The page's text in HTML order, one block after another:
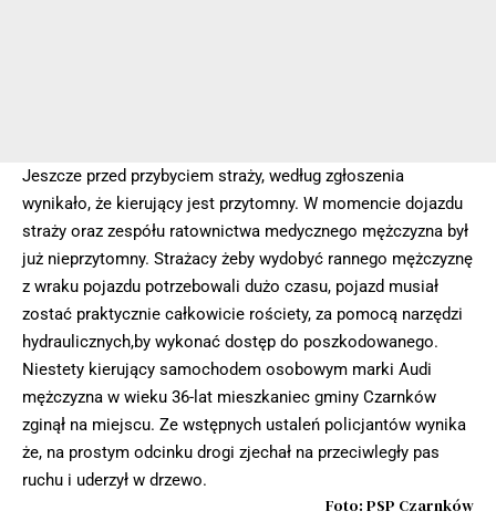
Jeszcze przed przybyciem straży, według zgłoszenia
wynikało, że kierujący jest przytomny. W momencie dojazdu
straży oraz zespółu ratownictwa medycznego mężczyzna był
już nieprzytomny. Strażacy żeby wydobyć rannego mężczyznę
z wraku pojazdu potrzebowali dużo czasu, pojazd musiał
zostać praktycznie całkowicie rościety, za pomocą narzędzi
hydraulicznych,by wykonać dostęp do poszkodowanego.
Niestety kierujący samochodem osobowym marki Audi
mężczyzna w wieku 36-lat mieszkaniec gminy Czarnków
zginął na miejscu. Ze wstępnych ustaleń policjantów wynika
że, na prostym odcinku drogi zjechał na przeciwległy pas
ruchu i uderzył w drzewo.
Foto: PSP Czarnków